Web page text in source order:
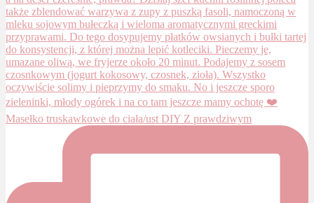
Masełko truskawkowe do ciała/ust DIY Z prawdziwym